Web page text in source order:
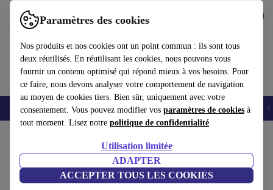
Paramètres des cookies
Nos produits et nos cookies ont un point commun : ils sont tous
deux réutilisés. En réutilisant les cookies, nous pouvons vous
fournir un contenu optimisé qui répond mieux à vos besoins. Pour
ce faire, nous devons analyser votre comportement de navigation
au moyen de cookies tiers. Bien sûr, uniquement avec votre
consentement. Vous pouvez modifier vos paramètres de cookies à
tout moment. Lisez notre politique de confidentialité.
Utilisation limitée
ADAPTER
ACCEPTER TOUS LES COOKIES
Utilisez refurbed rapidement et facilement
Smartphones Laptops Tablettes Montres connectées Accessoires
Dell Latitude 7530 | i5-1245U |
15.6"
588,99 €